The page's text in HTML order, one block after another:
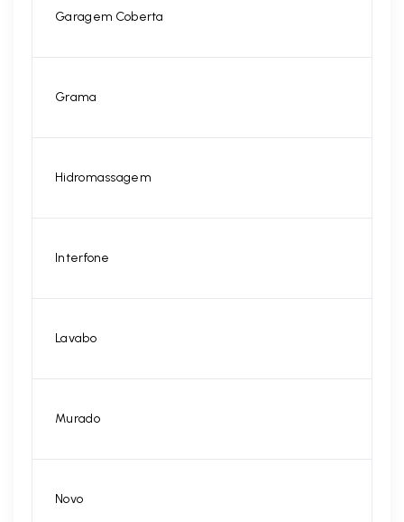
Garagem Coberta
Grama
Hidromassagem
Interfone
Lavabo
Murado
Novo